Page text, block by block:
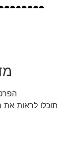
תוכלו לראות את